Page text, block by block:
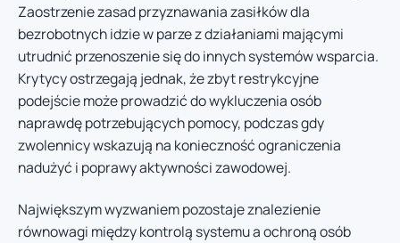
Zaostrzenie zasad przyznawania zasiłków dla
bezrobotnych idzie w parze z działaniami mającymi
utrudnić przenoszenie się do innych systemów wsparcia.
Krytycy ostrzegają jednak, że zbyt restrykcyjne
podejście może prowadzić do wykluczenia osób
naprawdę potrzebujących pomocy, podczas gdy
zwolennicy wskazują na konieczność ograniczenia
nadużyć i poprawy aktywności zawodowej.
Największym wyzwaniem pozostaje znalezienie
równowagi między kontrolą systemu a ochroną osób